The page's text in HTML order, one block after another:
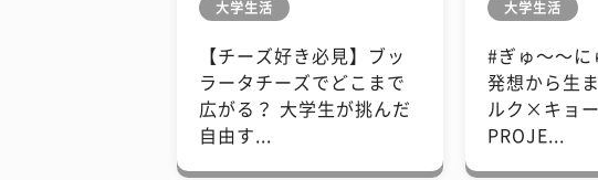
大学生活
【チーズ好き必見】ブッ
ラータチーズでどこまで
広がる？ 大学生が挑んだ
自由す...
大学生活
#ぎゅ〜〜に
発想から生
ルク×キョ
PROJE...